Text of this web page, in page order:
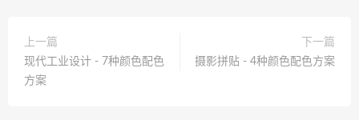
上一篇
现代工业设计 - 7种颜色配色
方案
下一篇
摄影拼贴 - 4种颜色配色方案